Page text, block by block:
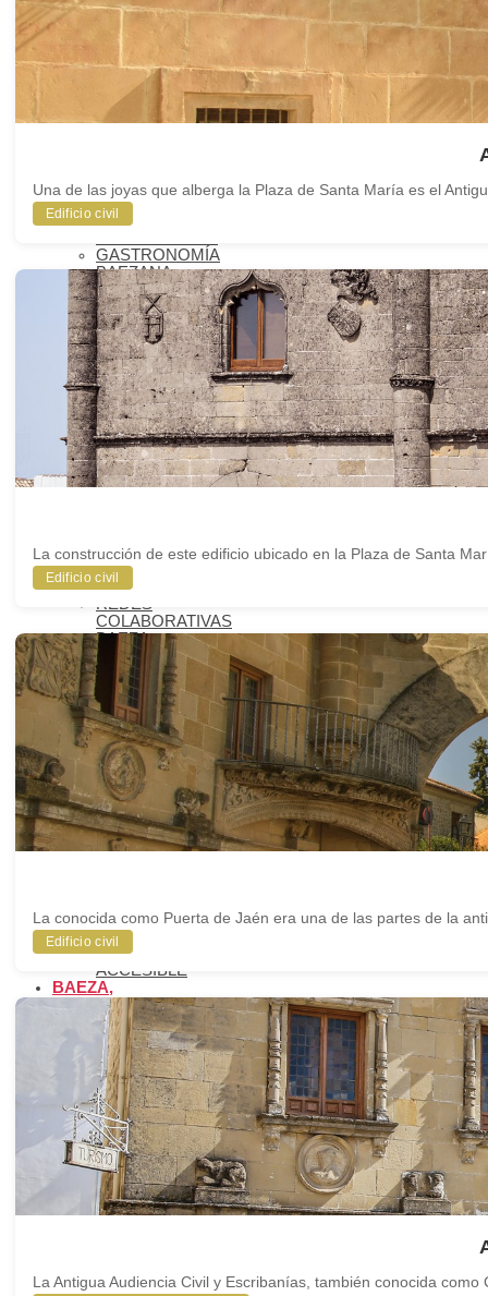
QUÉ VER
IMPRESCINDIBLES
QUÉ VER –
MONUMENTOS
MUSEOS
QUÉ VER –
LAGUNA
RUTAS Y
GUÍAS
MONUMENTALES
GASTRONOMÍA
BAEZANA
FIESTAS Y
SEMANA
SANTA
QUÉ SABER
ANTONIO
MACHADO
EN BAEZA
BAEZA PLATÓ
DE CINE
BAEZA,
CIUDAD
UNIVERSITARIA
TURISMO
FAMILIAR EN
BAEZA
REDES
COLABORATIVAS
BAEZA
ORGANIZA TU
VISITA
ALOJAMIENTOS
RESTAURANTES
OTROS
SERVICIOS
TURÍSTICOS
PLANOS
CÓMO
LLEGAR A
BAEZA
APARCAMIENTO
OFICINA DE
TURISMO
BAEZA
ACCESIBLE
BAEZA,
PATRIMONIO
MUNDIAL
AGENDA
CULTURAL
BLOG
BIENVENIDOS A
BAEZA
Una de las joyas que alberga la Plaza de Santa María es el
Edificio civil
La construcción de este edificio ubicado en la Plaza de Santa
Edificio civil
La conocida como Puerta de Jaén era una de las partes de la
Edificio civil
La Antigua Audiencia Civil y Escribanías, también conocida